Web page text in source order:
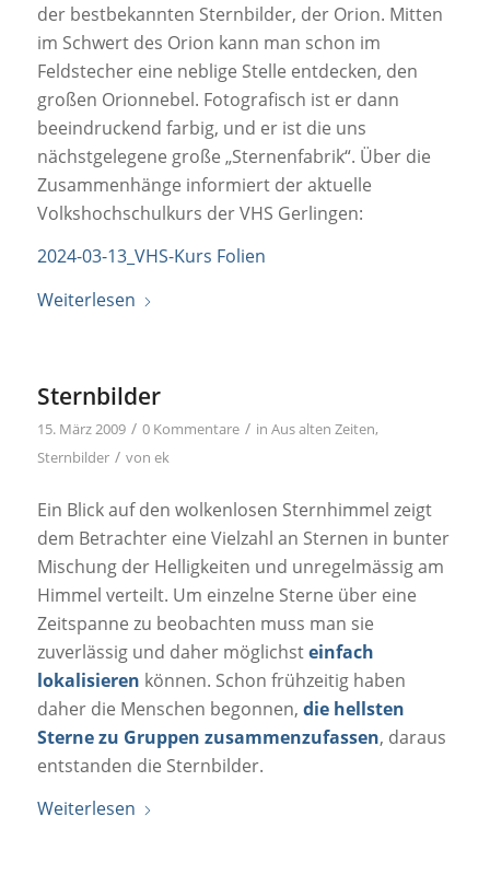
der bestbekannten Sternbilder, der Orion. Mitten
im Schwert des Orion kann man schon im
Feldstecher eine neblige Stelle entdecken, den
großen Orionnebel. Fotografisch ist er dann
beeindruckend farbig, und er ist die uns
nächstgelegene große „Sternenfabrik“. Über die
Zusammenhänge informiert der aktuelle
Volkshochschulkurs der VHS Gerlingen:
2024-03-13_VHS-Kurs Folien
Weiterlesen
Sternbilder
15. März 2009 / 0 Kommentare / in Aus alten Zeiten,
Sternbilder / von ek
Ein Blick auf den wolkenlosen Sternhimmel zeigt
dem Betrachter eine Vielzahl an Sternen in bunter
Mischung der Helligkeiten und unregelmässig am
Himmel verteilt. Um einzelne Sterne über eine
Zeitspanne zu beobachten muss man sie
zuverlässig und daher möglichsteinfach
lokalisieren können. Schon frühzeitig haben
daher die Menschen begonnen, die hellsten
Sterne zu Gruppen zusammenzufassen, daraus
entstanden die Sternbilder.
Weiterlesen